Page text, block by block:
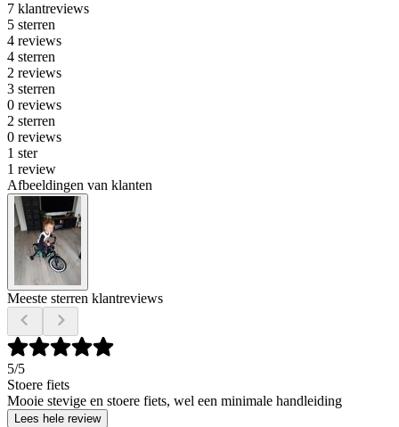
7 klantreviews
5 sterren
4 reviews
4 sterren
2 reviews
3 sterren
0 reviews
2 sterren
0 reviews
1 ster
1 review
Afbeeldingen van klanten
Meeste sterren klantreviews
5/5
Stoere fiets
Mooie stevige en stoere fiets, wel een minimale handleiding
Lees hele review